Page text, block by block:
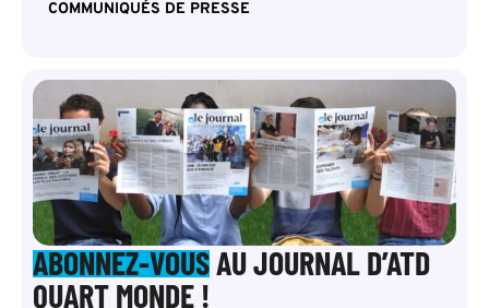
COMMUNIQUÉS DE PRESSE
ABONNEZ-VOUSAU JOURNAL D’ATD
QUART MONDE !